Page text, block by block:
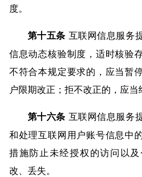
度。
第十五条 互联网信息服务
信息动态核验制度，适时核验
不符合本规定要求的，应当暂
户限期改正；拒不改正的，应当
第十六条 互联网信息服务
和处理互联网用户账号信息中
措施防止未经授权的访问以
改、丢失。